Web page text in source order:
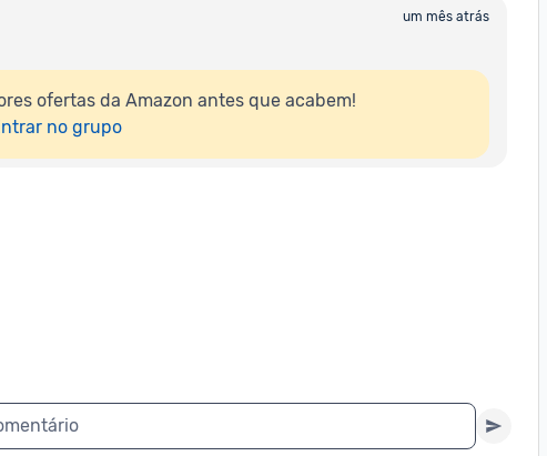
um mês atrás
ofertas da Amazon antes que acabem!
no grupo